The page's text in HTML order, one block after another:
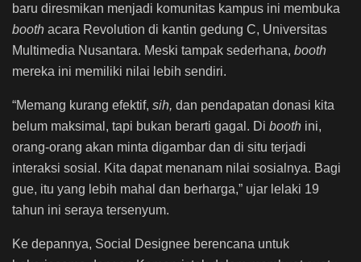
baru diresmikan menjadi komunitas kampus ini membuka
booth acara Revolution di kantin gedung C, Universitas
Multimedia Nusantara. Meski tampak sederhana, booth
mereka ini memiliki nilai lebih sendiri.
“Memang kurang efektif, sih, dan pendapatan donasi kita
belum maksimal, tapi bukan berarti gagal. Di booth ini,
orang-orang akan minta digambar dan di situ terjadi
interaksi sosial. Kita dapat menanam nilai sosialnya. Bagi
gue, itu yang lebih mahal dan berharga,” ujar lelaki 19
tahun ini seraya tersenyum.
Ke depannya, Social Designee berencana untuk